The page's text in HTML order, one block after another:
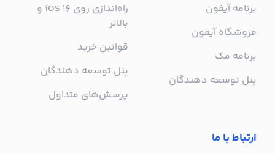
برنامه آیفون
فروشگاه آیفون
برنامه مک
پنل توسعه دهندگان
راه‌اندازی روی iOS 16 و
بالاتر
قوانین خرید
پنل توسعه دهندگان
پرسش‌های متداول
ارتباط با ما